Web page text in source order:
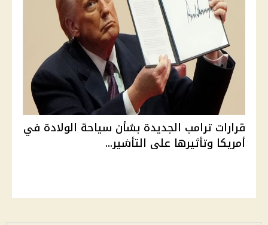
قرارات ترامب الجديدة بشأن سياحة الولادة في
أمريكا وتأثيرها على التأشير...